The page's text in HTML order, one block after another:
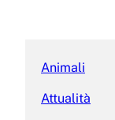
Animali
Attualità